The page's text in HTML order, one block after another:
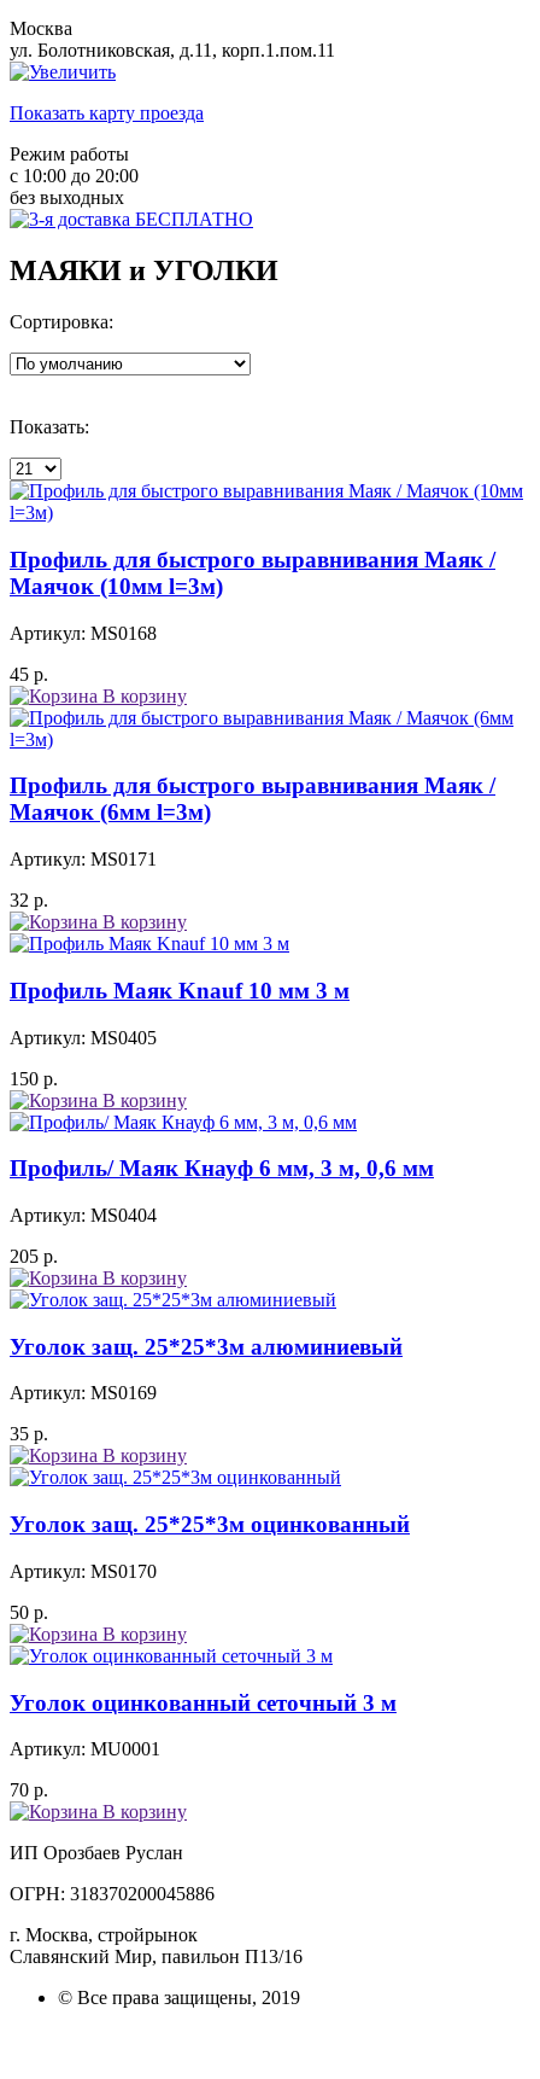
Москва
ул. Болотниковская, д.11, корп.1.пом.11
Показать карту проезда
Режим работы
с 10:00 до 20:00
без выходных
МАЯКИ и УГОЛКИ
Сортировка:
Показать:
Профиль для быстрого выравнивания Маяк /
Маячок (10мм l=3м)
Артикул: MS0168
45 р.
В корзину
Профиль для быстрого выравнивания Маяк /
Маячок (6мм l=3м)
Артикул: MS0171
32 р.
В корзину
Профиль Маяк Knauf 10 мм 3 м
Артикул: MS0405
150 р.
В корзину
Профиль/ Маяк Кнауф 6 мм, 3 м, 0,6 мм
Артикул: MS0404
205 р.
В корзину
Уголок защ. 25*25*3м алюминиевый
Артикул: MS0169
35 р.
В корзину
Уголок защ. 25*25*3м оцинкованный
Артикул: MS0170
50 р.
В корзину
Уголок оцинкованный сеточный 3 м
Артикул: MU0001
70 р.
В корзину
ИП Орозбаев Руслан
ОГРН: 318370200045886
г. Москва, стройрынок
Славянский Мир, павильон П13/16
© Все права защищены, 2019